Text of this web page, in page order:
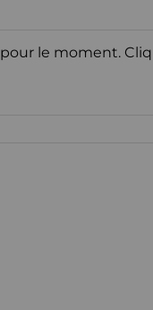
le moment.